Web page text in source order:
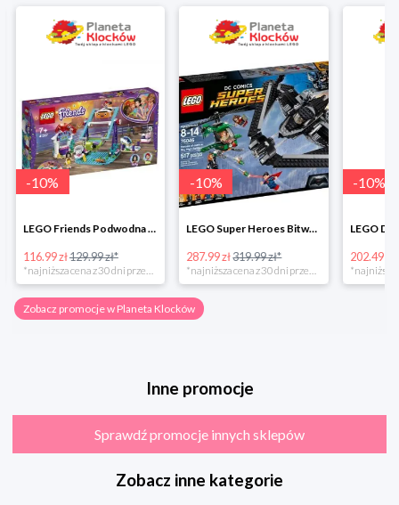
-10%
LEGO Friends Podwodna Frajda w super cenie
116.99 zł129.99 zł*
*najniższa cena z 30 dni przed obniżką
-10%
LEGO Super Heroes Bitwa powietrzna w super cenie
287.99 zł 319.99 zł*
*najniższa cena z 30 dni przed obniżką
-10%
202.49 zł
Zobacz promocje w Planeta Klocków
Inne promocje
Sprawdź promocje innych sklepów
Zobacz inne kategorie